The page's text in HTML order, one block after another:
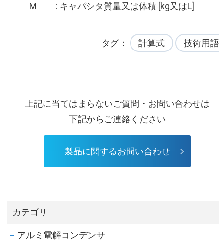
M
: キャパシタ質量又は体積 [kg又はL]
タグ 計算式 技術用語
上記に当てはまらないご質問・お問い合わせは
下記からご連絡ください
製品に関するお問い合わせ
カテゴリ
アルミ電解コンデンサ